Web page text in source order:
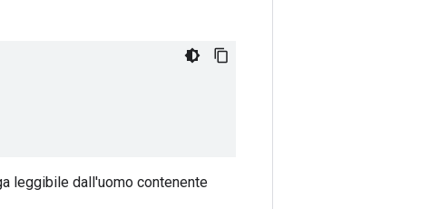
leggibile dall'uomo contenente